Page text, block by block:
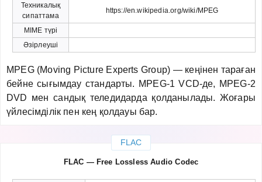
Техникалық
сипаттама
https://en.wikipedia.org/wiki/MPEG
MIME түрі
Әзірлеуші
MPEG (Moving Picture Experts Group) — кеңінен тараған
бейне сығымдау стандарты. MPEG-1 VCD-де, MPEG-2
DVD мен сандық теледидарда қолданылады. Жоғары
үйлесімділік пен кең қолдауы бар.
FLAC
FLAC — Free Lossless Audio Codec